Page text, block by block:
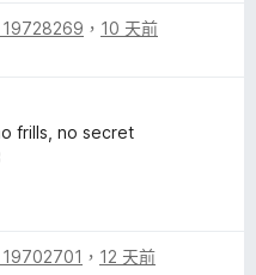
， 10 天前
frills, no secret
， 12 天前